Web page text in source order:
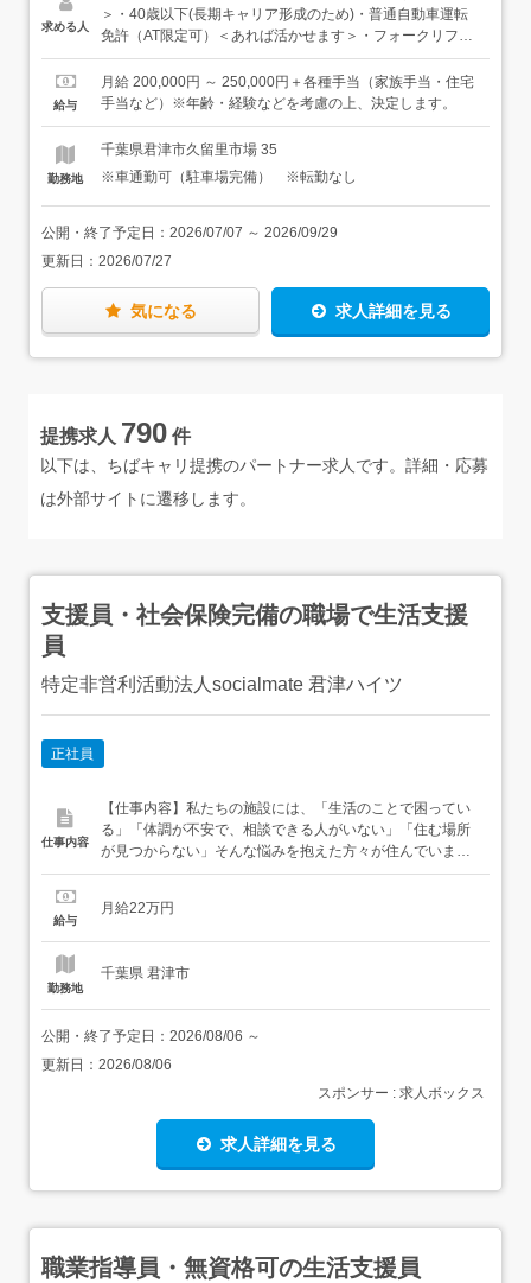
ナンス・試飲会やイベントへの同行＜冬（10〜4月）／酒
造りの本番＞・米を運ぶ、タンクを動かすなどの仕込み補
せない、最も大切な工程のひとつです）★重いものを持つ
場面もありますが、機械も活用するので、ご安心くださ
と、活躍の場が広がっていきます。自分の手掛けたお酒
を、お客様が直売所で「うまい」と言って買っていってく
ださる喜びは、この仕事ならではのものです。
求める人
＞・40歳以下(長期キャリア形成のため)・普通自動車運転
免許（AT限定可）＜あれば活かせます＞・フォークリフト
免許＜こんな方に向いています＞・コツコツ取り組むこと
が得意な方・日本の文化を守ることに興味がある方・体を
動かすことが好きな方
給与
月給 200,000円 ～ 250,000円＋各種手当（家族手当・住宅
手当など）※年齢・経験などを考慮の上、決定します。
勤務地
千葉県君津市久留里市場 35
※車通勤可（駐車場完備） ※転勤なし
公開・終了予定日： 2026/07/07 ～ 2026/09/29
更新日： 2026/07/27
気になる 求人詳細を見る
提携求人 790 件
以下は、ちばキャリ提携のパートナー求人です。詳細・応募
は外部サイトに遷移します。
支援員・社会保険完備の職場で生活支援
員
特定非営利活動法人socialmate 君津ハイツ
正社員
仕事内容
【仕事内容】私たちの施設には、「生活のことで困ってい
る」「体調が不安で、相談できる人がいない」「住む場所
が見つからない」そんな悩みを抱えた方々が住んでいま
す。困りごとは一人ひとり違います。だからこそ、その人
大切です。この仕事は、利用者さんと1対1で向き合う支援
給与
月給22万円
勤務地
千葉県 君津市
公開・終了予定日： 2026/08/06 ～
更新日： 2026/08/06
スポンサー : 求人ボックス
求人詳細を見る
職業指導員・無資格可の生活支援員